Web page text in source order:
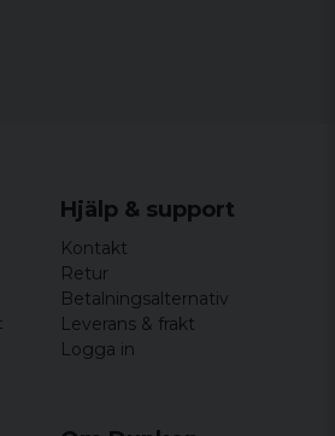
Hjälp & support
Kontakt
Retur
Betalningsalternativ
Leverans & frakt
Logga in